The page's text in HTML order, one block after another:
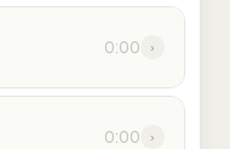
0:00 ›
0:00 ›